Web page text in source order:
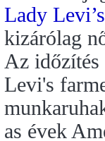
Lady Levi’s
kizárólag
Az időzítés
Levi's
as évek